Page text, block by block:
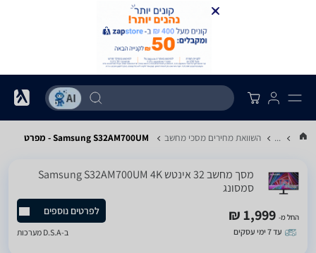
... השוואת מחירים מסכי מחשב Samsung S32AM700UM - מפרט
מסך מחשב ‏32 ‏אינטש Samsung S32AM700UM 4K
סמסונג
החל מ- 1,999 ₪
עד 7 ימי עסקים
לפרטים נוספים
ב-D.S.A מערכות